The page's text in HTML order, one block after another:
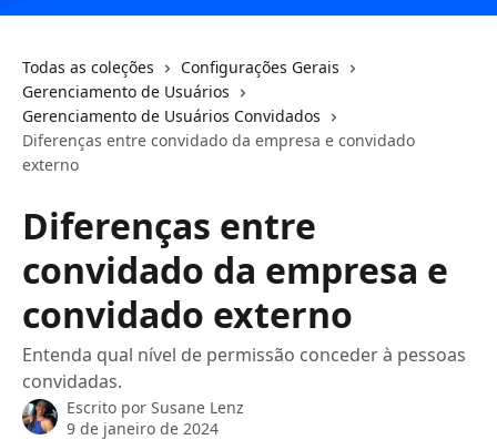
Todas as coleções
Configurações Gerais
Gerenciamento de Usuários
Gerenciamento de Usuários Convidados
Diferenças entre convidado da empresa e convidado
externo
Diferenças entre
convidado da empresa e
convidado externo
Entenda qual nível de permissão conceder à pessoas
convidadas.
Escrito por Susane Lenz
9 de janeiro de 2024